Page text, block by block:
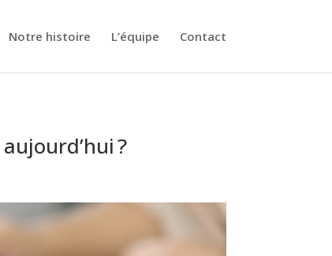
Notre histoire L’équipe Contact
?